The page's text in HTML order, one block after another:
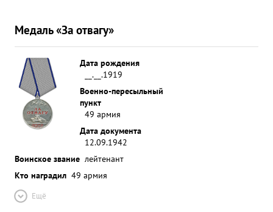
Медаль «За отвагу»
Дата рождения
__.__.1919
Военно-пересыльный
пункт
49 армия
Дата документа
12.09.1942
Воинское звание лейтенант
Кто наградил 49 армия
Ещё